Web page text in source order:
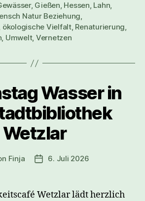
, Gießen, Hessen, Lahn,
Natur Beziehung,
ökologische Vielfalt, Renaturierung,
, Umwelt, Vernetzen
Wasser in
Wetzlar
Finja Veröffentlichungsdatum
6. Juli 2026
Wetzlar lädt herzlich